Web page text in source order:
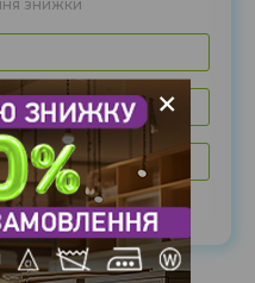
1000 1770
знижки
+